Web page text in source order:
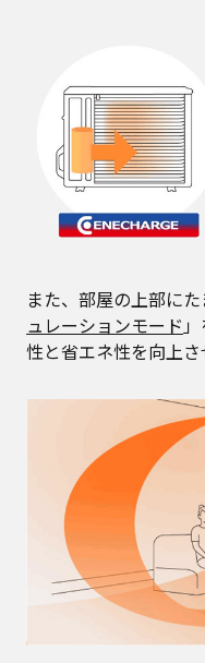
また、部屋の上部に
ュレーションモード
性と省エネ性を向上さ